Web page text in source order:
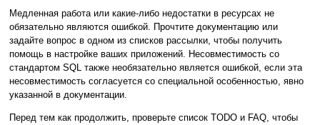
Медленная работа или какие-либо недостатки в ресурсах не
обязательно являются ошибкой. Прочтите документацию или
задайте вопрос в одном из списков рассылки, чтобы получить
помощь в настройке ваших приложений. Несовместимость со
стандартом SQL также необязательно является ошибкой, если эта
несовместимость согласуется со специальной особенностью, явно
указанной в документации.
Перед тем как продолжить, проверьте список TODO и FAQ, чтобы